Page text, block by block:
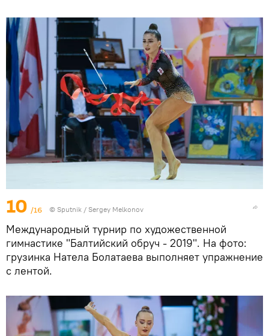
10 /16 © Sputnik / Sergey Melkonov
Международный турнир по художественной
гимнастике "Балтийский обруч - 2019". На фото:
грузинка Натела Болатаева выполняет упражнение
с лентой.